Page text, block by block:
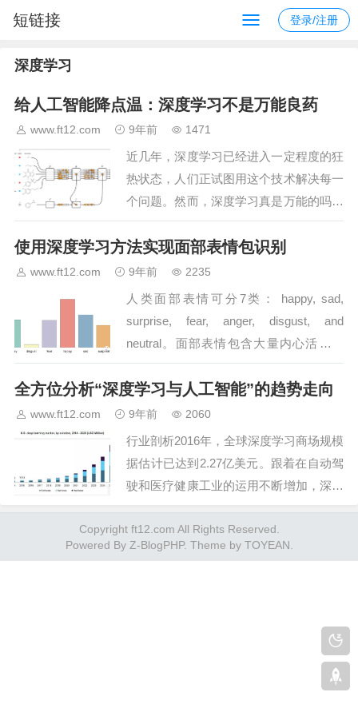
短链接 登录/注册
深度学习
给人工智能降点温：深度学习不是万能良药
www.ft12.com 9年前 1471
近几年，深度学习已经进入一定程度的狂
热状态，人们正试图用这个技术解决每一
个问题。然而，深度学习真是万能的吗？
阅读此文后，你便能够从深层理解为什么
深度学习并不是想象的那般“神话”了。…
使用深度学习方法实现面部表情包识别
www.ft12.com 9年前 2235
人类面部表情可分7类： happy, sad,
surprise, fear, anger, disgust, and
neutral。面部表情包含大量内心活动信
息，通过面部表情识别，我们能简单而低
成本地度量出观众/用户对内容和服务的
态度。…
全方位分析“深度学习与人工智能”的趋势走向
www.ft12.com 9年前 2060
行业剖析2016年，全球深度学习商场规模
据估计已达到2.27亿美元。跟着在自动驾
驶和医疗健康工业的运用不断增加，深度
献。它在技能上战胜数据量、强计算力以
及在数据存储能力方面的优势，使得其在
Copyright ft12.com All Rights Reserved.
Powered By Z-BlogPHP. Theme by TOYEAN